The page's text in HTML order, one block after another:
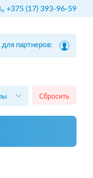
+375 (17) 393-96-59
партнеров:
Сбросить